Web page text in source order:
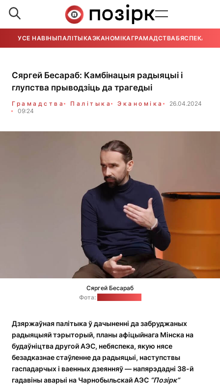
УСЕ НАВІНЫПАЛІТЫКАЭКАНОМІКАГРАМАДСТВАБЯСПЕКА
Сяргей Бесараб: Камбінацыя радыяцыі і
глупства прыводзіць да трагедыі
Грамадства Палітыка Эканоміка
26.04.2024
09:24
Сяргей Бесараб
Фота:
Дзяржаўная палітыка ў дачыненні да забруджаных
радыяцыяй тэрыторый, планы афіцыйнага Мінска на
будаўніцтва другой АЭС, небяспека, якую нясе
безадказнае стаўленне да радыяцыі, наступствы
гаспадарчых і ваенных дзеянняў — напярэдадні 38-й
гадавіны аварыі на Чарнобыльскай АЭС “Позірк”